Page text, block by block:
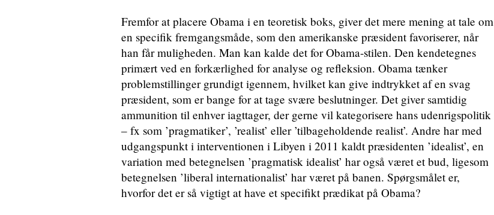
Fremfor at placere Obama i en teoretisk boks, giver det mere mening at tale om
en specifik fremgangsmåde, som den amerikanske præsident favoriserer, når
han får muligheden. Man kan kalde det for Obama-stilen. Den kendetegnes
primært ved en forkærlighed for analyse og refleksion. Obama tænker
problemstillinger grundigt igennem, hvilket kan give indtrykket af en svag
præsident, som er bange for at tage svære beslutninger. Det giver samtidig
ammunition til enhver iagttager, der gerne vil kategorisere hans udenrigspolitik
– fx som ’pragmatiker’, ’realist’ eller ’tilbageholdende realist’. Andre har med
udgangspunkt i interventionen i Libyen i 2011 kaldt præsidenten ’idealist’, en
variation med betegnelsen ’pragmatisk idealist’ har også været et bud, ligesom
betegnelsen ’liberal internationalist’ har været på banen. Spørgsmålet er,
hvorfor det er så vigtigt at have et specifikt prædikat på Obama?